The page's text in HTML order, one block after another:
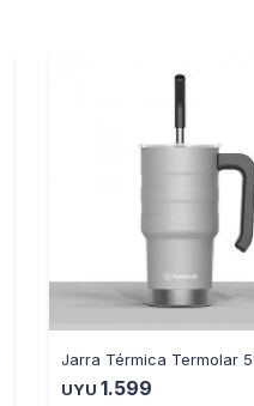
UYU 1.599